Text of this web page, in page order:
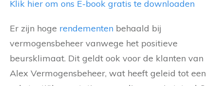
Klik hier om ons E-book gratis te downloaden
Er zijn hoge rendementen behaald bij
vermogensbeheer vanwege het positieve
beursklimaat. Dit geldt ook voor de klanten van
Alex Vermogensbeheer, wat heeft geleid tot een